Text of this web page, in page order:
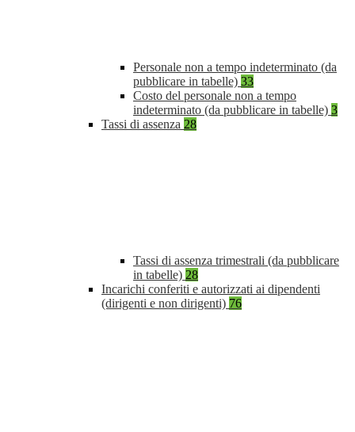
Personale non a tempo indeterminato (da
pubblicare in tabelle) 33
Costo del personale non a tempo
indeterminato (da pubblicare in tabelle) 3
Tassi di assenza 28
Tassi di assenza trimestrali (da pubblicare
in tabelle) 28
Incarichi conferiti e autorizzati ai dipendenti
(dirigenti e non dirigenti) 76